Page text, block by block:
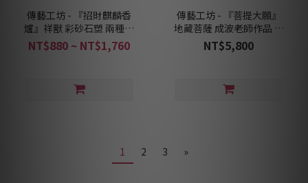
傳藝工坊 - 『招財麒麟香
爐』祥獸 彩砂石塑 兩種色
彩可選
NT$880 ~ NT$1,760
傳藝工坊 - 『菩提大願』
地藏菩薩 成波老師作品 地
藏王
NT$5,800
1 2 3 »